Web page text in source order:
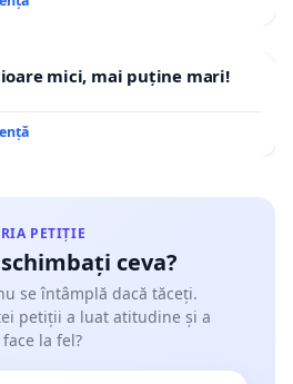
mici, mai puține mari!
PETIȚIE
ceva?
se întâmplă dacă tăceți.
petiții a luat atitudine și a
la fel?